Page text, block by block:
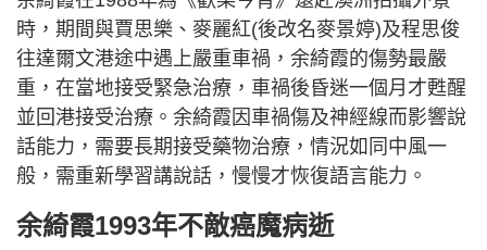
時，期間與賈思樂、麥麗紅(後改名麥景婷)及程思俊
往達爾文港途中遇上嚴重車禍，余綺霞的傷勢最嚴
重，在當地接受緊急治療，車禍後昏迷一個月才甦醒
並回港接受治療。余綺霞因車禍傷及神經線而影響說
話能力，需要長期接受藥物治療，情況如同中風一
般，需重新學習講說話，慢慢才恢復語言能力。
余綺霞1993年不敵癌魔病逝